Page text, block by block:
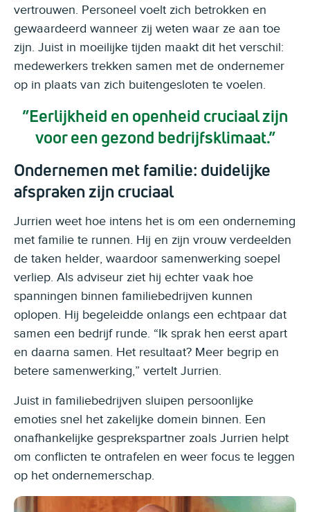
vertrouwen. Personeel voelt zich betrokken en
gewaardeerd wanneer zij weten waar ze aan toe
zijn. Juist in moeilijke tijden maakt dit het verschil:
medewerkers trekken samen met de ondernemer
op in plaats van zich buitengesloten te voelen.
”Eerlijkheid en openheid cruciaal zijn
voor een gezond bedrijfsklimaat.”
Ondernemen met familie: duidelijke
afspraken zijn cruciaal
Jurrien weet hoe intens het is om een onderneming
met familie te runnen. Hij en zijn vrouw verdeelden
de taken helder, waardoor samenwerking soepel
verliep. Als adviseur ziet hij echter vaak hoe
spanningen binnen familiebedrijven kunnen
oplopen. Hij begeleidde onlangs een echtpaar dat
samen een bedrijf runde. “Ik sprak hen eerst apart
en daarna samen. Het resultaat? Meer begrip en
betere samenwerking,” vertelt Jurrien.
Juist in familiebedrijven sluipen persoonlijke
emoties snel het zakelijke domein binnen. Een
onafhankelijke gesprekspartner zoals Jurrien helpt
om conflicten te ontrafelen en weer focus te leggen
op het ondernemerschap.